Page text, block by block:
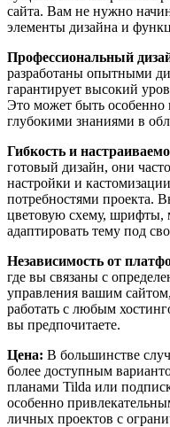
сайта. Вам не нужно
элементы дизайна и
Профессиональный
разработаны опытными
гарантирует высокий
Это может быть особенно
глубокими знаниями в
Гибкость и
готовый дизайн, они
настройки и
потребностями проекта.
цветовую схему, шрифты,
адаптировать тему под
Независимость от
где вы связаны с
управления вашим
работать с любым
вы предпочитаете.
Цена: В большинстве
более доступным
планами Tilda или
особенно
личных проектов с